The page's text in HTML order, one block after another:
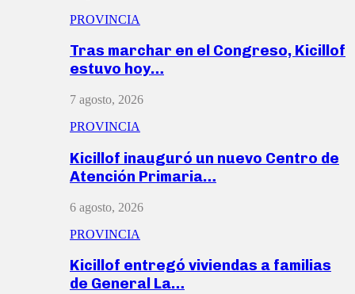
PROVINCIA
Tras marchar en el Congreso, Kicillof
estuvo hoy…
7 agosto, 2026
PROVINCIA
Kicillof inauguró un nuevo Centro de
Atención Primaria…
6 agosto, 2026
PROVINCIA
Kicillof entregó viviendas a familias
de General La…